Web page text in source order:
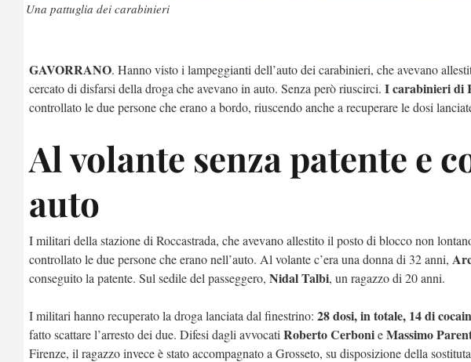
Una pattuglia dei carabinieri
GAVORRANO. Hanno visto i lampeggianti dell’auto dei carabinieri, che avevano
cercato di disfarsi della droga che avevano in auto. Senza però riuscirci. I carabinieri di
controllato le due persone che erano a bordo, riuscendo anche a recuperare le dosi
Al volante senza patente e
auto
I militari della stazione di Roccastrada, che avevano allestito il posto di blocco non
controllato le due persone che erano nell’auto. Al volante c’era una donna di 32 anni,
conseguito la patente. Sul sedile del passeggero, Nidal Talbi, un ragazzo di 20 anni.
I militari hanno recuperato la droga lanciata dal finestrino: 28 dosi, in totale, 14 di
fatto scattare l’arresto dei due. Difesi dagli avvocati Roberto CerbonieMassimo
Firenze, il ragazzo invece è stato accompagnato a Grosseto, su disposizione della